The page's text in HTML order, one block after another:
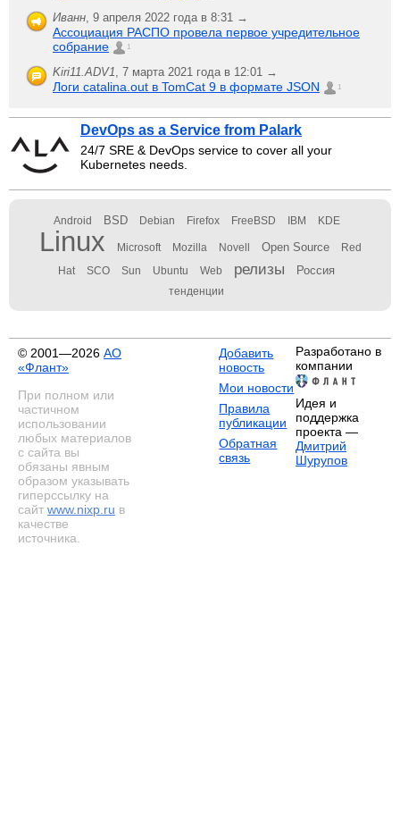
Иванн 9 апреля 2022 года в 8:31 →
Ассоциация РАСПО провела первое учредительное
собрание
1
Kiri11.ADV1 7 марта 2021 года в 12:01 →
Логи catalina.out в TomCat 9 в формате JSON 1
DevOps as a Service from Palark
24/7 SRE & DevOps service to cover all your
Kubernetes needs.
Android BSD Debian Firefox FreeBSD IBM KDE
Linux Microsoft Mozilla Novell Open Source Red
Hat SCO Sun Ubuntu Web релизы Россия
тенденции
© 2001—2026 АО
«Флант»
При полном или
частичном
использовании
любых материалов
с сайта вы
обязаны явным
образом указывать
гиперссылку на
сайт www.nixp.ru в
качестве
источника.
Добавить
новость
Мои новости
Правила
публикации
Обратная
связь
Разработано в
компании
Идея и
поддержка
проекта —
Дмитрий
Шурупов